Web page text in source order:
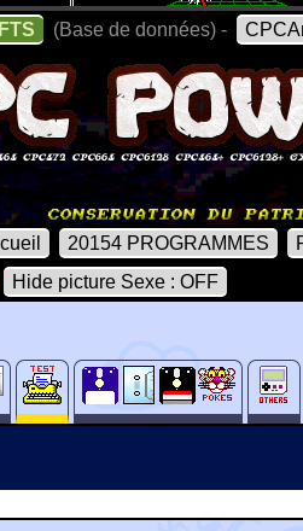
(Base de données) -
20154 PROGRAMMES
Hide picture Sexe : OFF